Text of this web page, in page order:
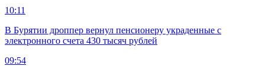
10:11
В Бурятии дроппер вернул пенсионеру украденные с
электронного счета 430 тысяч рублей
09:54